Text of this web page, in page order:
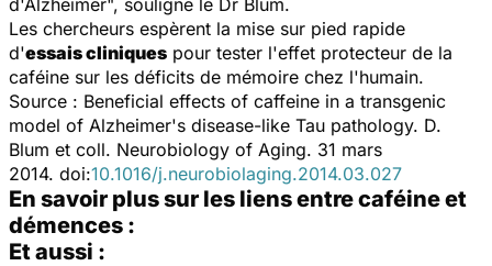
Les chercheurs espèrent la mise sur pied rapide
d'essais cliniques pour tester l'effet protecteur de la
caféine sur les déficits de mémoire chez l'humain.
Source : Beneficial effects of caffeine in a transgenic
model of Alzheimer's disease-like Tau pathology. D.
Blum et coll. Neurobiology of Aging. 31 mars
2014. doi:10.1016/j.neurobiolaging.2014.03.027
En savoir plus sur les liens entre caféine et
démences :
Et aussi :